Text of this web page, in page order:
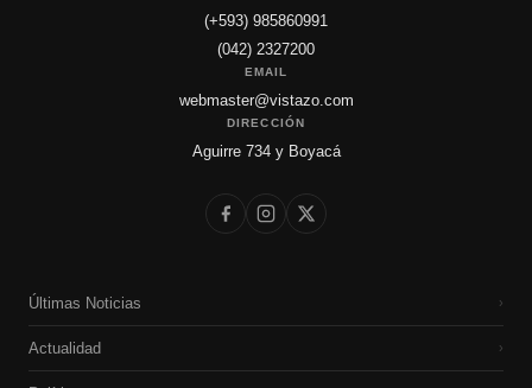
(+593) 985860991
(042) 2327200
EMAIL
webmaster@vistazo.com
DIRECCIÓN
Aguirre 734 y Boyacá
Últimas Noticias ›
Actualidad ›